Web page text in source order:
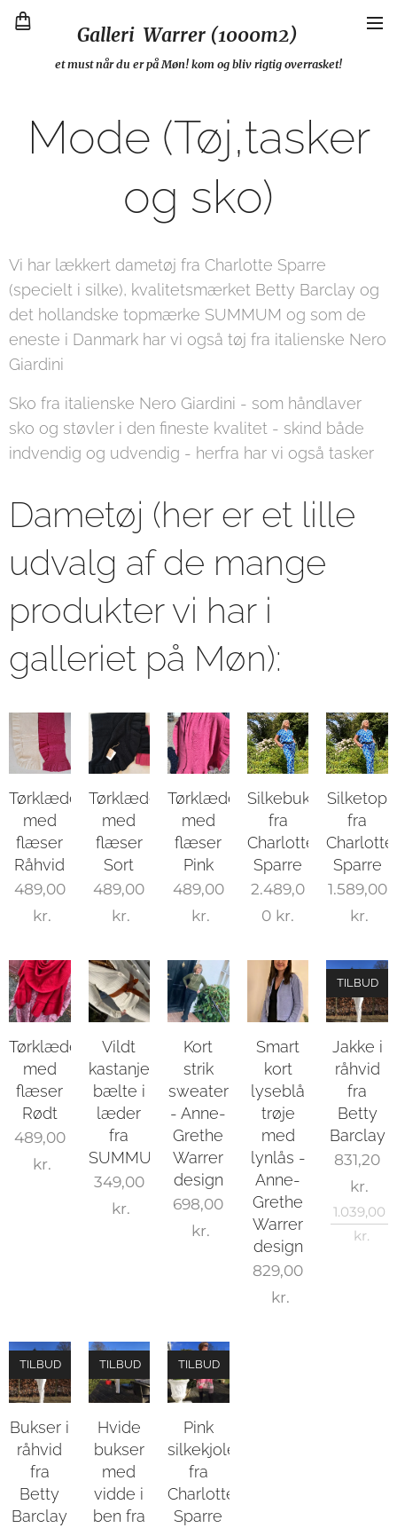
Galleri Warrer (1000m2)
et must når du er på Møn! kom og bliv rigtig overrasket!
Mode (Tøj,tasker
og sko)
Vi har lækkert dametøj fra Charlotte Sparre
(specielt i silke), kvalitetsmærket Betty Barclay og
det hollandske topmærke SUMMUM og som de
eneste i Danmark har vi også tøj fra italienske Nero
Giardini
Sko fra italienske Nero Giardini - som håndlaver
sko og støvler i den fineste kvalitet - skind både
indvendig og udvendig - herfra har vi også tasker
Dametøj (her er et lille
udvalg af de mange
produkter vi har i
galleriet på Møn):
Tørklæde
med
flæser
Råhvid
489,00
kr.
Tørklæde
med
flæser
Sort
489,00
kr.
Tørklæde
med
flæser
Pink
489,00
kr.
Silkebukser
fra
Charlotte
Sparre
2.489,0
0 kr.
Silketop
fra
Charlotte
Sparre
1.589,00
kr.
Tørklæde
med
flæser
Rødt
489,00
kr.
Vildt
kastanjefarvet
bælte i
læder
fra
SUMMUM
349,00
kr.
Kort
strik
sweater
- Anne-
Grethe
Warrer
design
698,00
kr.
Smart
kort
lyseblå
trøje
med
lynlås -
Anne-
Grethe
Warrer
design
829,00
kr.
Jakke i
råhvid
fra
Betty
Barclay
TILBUD
831,20
kr.
1.039,00
kr.
Bukser i
råhvid
fra
Betty
Barclay
TILBUD
Hvide
bukser
med
vidde i
ben fra
TILBUD
Pink
silkekjole
fra
Charlotte
Sparre
TILBUD